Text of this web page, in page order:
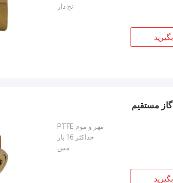
نخ دار
مهر و موم PTFE
حداکثر 16 بار
مس